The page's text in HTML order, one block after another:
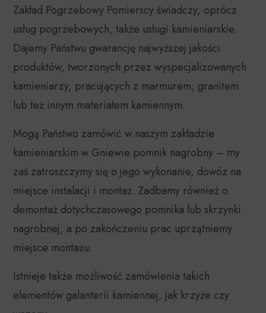
Zakład Pogrzebowy Pomierscy świadczy, oprócz
usług pogrzebowych, także usługi kamieniarskie.
Dajemy Państwu gwarancję najwyższej jakości
produktów, tworzonych przez wyspecjalizowanych
kamieniarzy, pracujących z marmurem, granitem
lub też innym materiałem kamiennym.
Mogą Państwo zamówić w naszym zakładzie
kamieniarskim w Gniewie pomnik nagrobny – my
zaś zatroszczymy się o jego wykonanie, dowóz na
miejsce instalacji i montaż. Zadbamy również o
demontaż dotychczasowego pomnika lub skrzynki
nagrobnej, a po zakończeniu prac uprzątniemy
miejsce montażu.
Istnieje także możliwość zamówienia takich
elementów galanterii kamiennej, jak krzyże czy